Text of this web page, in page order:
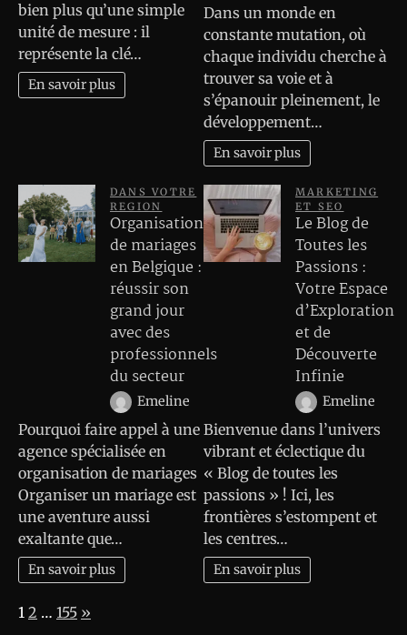
bien plus qu’une simple
unité de mesure : il
représente la clé…
En savoir plus
Dans un monde en
constante mutation, où
chaque individu cherche à
trouver sa voie et à
s’épanouir pleinement, le
développement…
En savoir plus
DANS VOTRE
REGION
Organisation
de mariages
en Belgique :
réussir son
grand jour
avec des
professionnels
du secteur
Emeline
Pourquoi faire appel à une
agence spécialisée en
organisation de mariages
Organiser un mariage est
une aventure aussi
exaltante que…
En savoir plus
MARKETING
ET SEO
Le Blog de
Toutes les
Passions :
Votre Espace
d’Exploration
et de
Découverte
Infinie
Emeline
Bienvenue dans l’univers
vibrant et éclectique du
« Blog de toutes les
passions » ! Ici, les
frontières s’estompent et
les centres…
En savoir plus
Page:
1 2 … 155 Next
»